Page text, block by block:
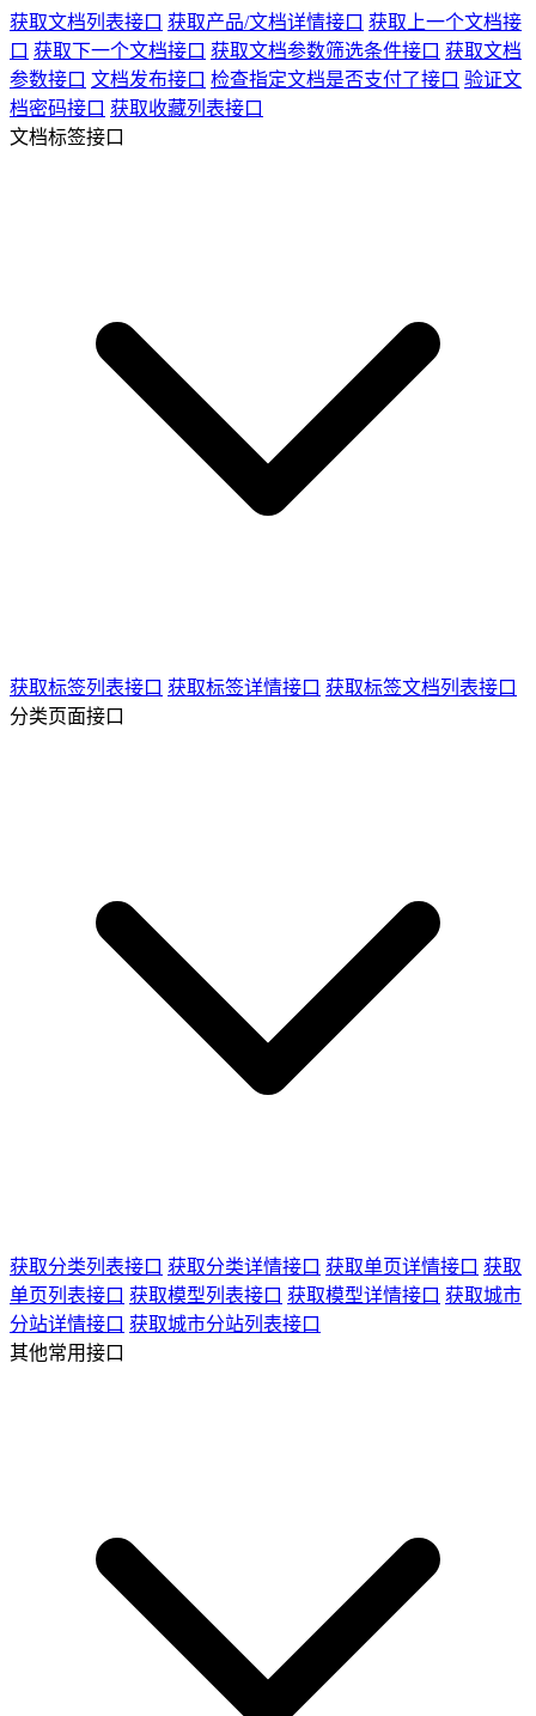
获取文档列表接口 获取产品/文档详情接口 获取上一个文档接
口 获取下一个文档接口 获取文档参数筛选条件接口 获取文档
参数接口 文档发布接口 检查指定文档是否支付了接口 验证文
档密码接口 获取收藏列表接口
文档标签接口
获取标签列表接口 获取标签详情接口 获取标签文档列表接口
分类页面接口
获取分类列表接口 获取分类详情接口 获取单页详情接口 获取
单页列表接口 获取模型列表接口 获取模型详情接口 获取城市
分站详情接口 获取城市分站列表接口
其他常用接口